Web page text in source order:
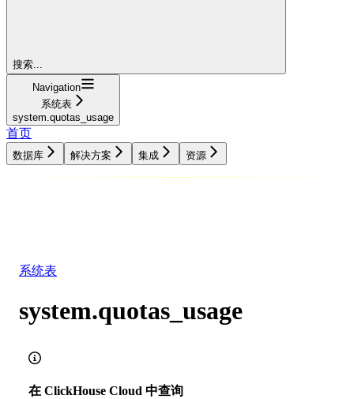
搜索...
Navigation
系统表
system.quotas_usage
首页
数据库 解决方案 集成 资源
系统表
system.quotas_usage
在 ClickHouse Cloud 中查询